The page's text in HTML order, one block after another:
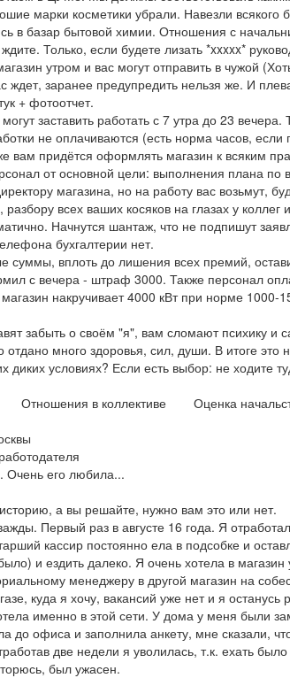
марки косметики убрали. Навезли всякого
в базар бытовой химии. Отношения с
Только, если будете лизать *xxxxx*
утром и вас могут отправить в чужой
ждет, заранее предупредить нельзя же. И
+ фотоотчет.
могут заставить работать с 7 утра до 23
не оплачиваются (есть норма часов,
вам придётся оформлять магазин к всяким
от основной цели: выполнения плана по
магазина, но на работу вас возьмут,
всех ваших косяков на глазах у коллег
Начнутся шантаж, что не подпишут
бухгалтерии нет.
суммы, вплоть до лишения всех премий,
с вечера - штраф 3000. Также персонал
накручивает 4000 кВт при норме 1000-
забыть о своём "я", вам сломают психику и
много здоровья, сил, души. В итоге это
диких условиях? Если есть выбор: не ходите
Отношения в коллективе Оценка
Очень его любила...
а вы решайте, нужно вам это или нет.
Первый раз в августе 16 года. Я
кассир постоянно ела в подсобке и
и ездить далеко. Я очень хотела в магазин
менеджеру в другой магазин на
куда я хочу, вакансий уже нет и я
именно в этой сети. У дома у меня были
до офиса и заполнила анкету, мне сказали,
две недели я уволилась, т.к. ехать
был ужасен.